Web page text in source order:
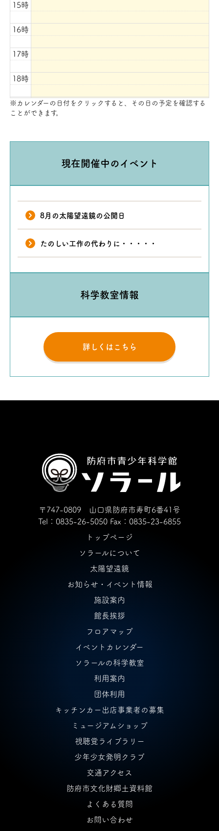
15時
16時
17時
18時
19時
※カレンダーの日付をクリックすると、その日の予定を確認する
ことができます。
現在開催中のイベント
8月の太陽望遠鏡の公開日
たのしい工作の代わりに・・・・・
科学教室情報
詳しくはこちら
〒747-0809 山口県防府市寿町6番41号
Tel：0835-26-5050 Fax：0835-23-6855
トップページ
ソラールについて
太陽望遠鏡
お知らせ・イベント情報
施設案内
館長挨拶
フロアマップ
イベントカレンダー
ソラールの科学教室
利用案内
団体利用
キッチンカー出店事業者の募集
ミュージアムショップ
視聴覚ライブラリー
少年少女発明クラブ
交通アクセス
防府市文化財郷土資料館
よくある質問
お問い合わせ